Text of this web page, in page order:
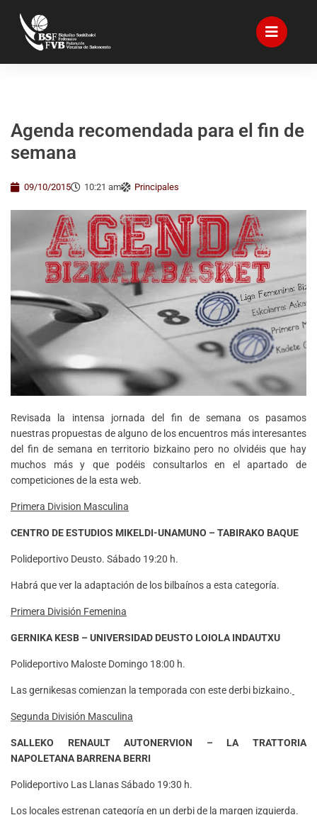
Agenda recomendada para el fin de
semana
09/10/2015 10:21 am Principales
Revisada la intensa jornada del fin de semana os pasamos
nuestras propuestas de alguno de los encuentros más interesantes
del fin de semana en territorio bizkaino pero no olvidéis que hay
muchos más y que podéis consultarlos en el apartado de
competiciones de la esta web.
Primera Division Masculina
CENTRO DE ESTUDIOS MIKELDI-UNAMUNO – TABIRAKO BAQUE
Polideportivo Deusto. Sábado 19:20 h.
Habrá que ver la adaptación de los bilbaínos a esta categoría.
Primera División Femenina
GERNIKA KESB – UNIVERSIDAD DEUSTO LOIOLA INDAUTXU
Polideportivo Maloste Domingo 18:00 h.
Las gernikesas comienzan la temporada con este derbi bizkaino.
Segunda División Masculina
SALLEKO RENAULT AUTONERVION – LA TRATTORIA
NAPOLETANA BARRENA BERRI
Polideportivo Las Llanas Sábado 19:30 h.
Los locales estrenan categoría en un derbi de la margen izquierda.